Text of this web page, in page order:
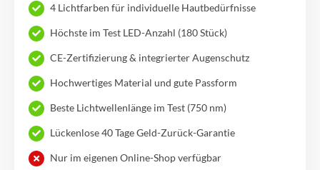
4 Lichtfarben für individuelle Hautbedürfnisse
Höchste im Test LED-Anzahl (180 Stück)
CE-Zertifizierung & integrierter Augenschutz
Hochwertiges Material und gute Passform
Beste Lichtwellenlänge im Test (750 nm)
Lückenlose 40 Tage Geld-Zurück-Garantie
Nur im eigenen Online-Shop verfügbar